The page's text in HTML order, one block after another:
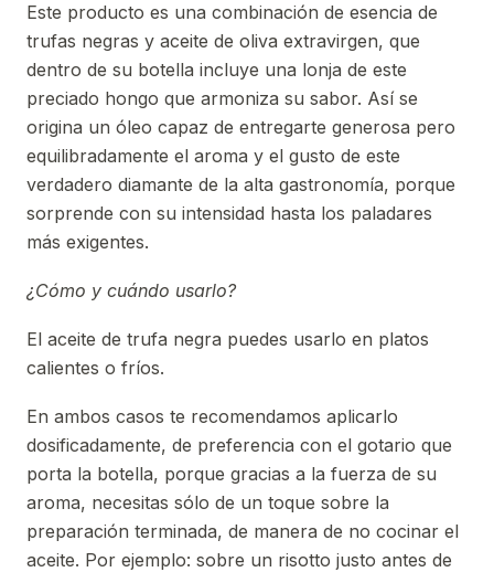
Este producto es una combinación de esencia de
trufas negras y aceite de oliva extravirgen, que
dentro de su botella incluye una lonja de este
preciado hongo que armoniza su sabor. Así se
origina un óleo capaz de entregarte generosa pero
equilibradamente el aroma y el gusto de este
verdadero diamante de la alta gastronomía, porque
sorprende con su intensidad hasta los paladares
más exigentes.
¿Cómo y cuándo usarlo?
El aceite de trufa negra puedes usarlo en platos
calientes o fríos.
En ambos casos te recomendamos aplicarlo
dosificadamente, de preferencia con el gotario que
porta la botella, porque gracias a la fuerza de su
aroma, necesitas sólo de un toque sobre la
preparación terminada, de manera de no cocinar el
aceite. Por ejemplo: sobre un risotto justo antes de